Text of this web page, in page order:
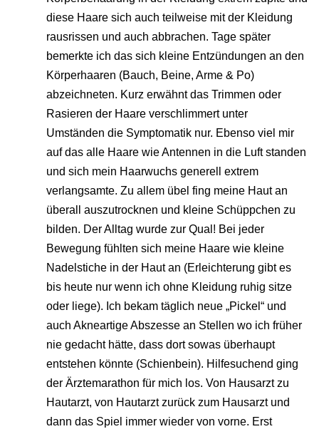
diese Haare sich auch teilweise mit der Kleidung
rausrissen und auch abbrachen. Tage später
bemerkte ich das sich kleine Entzündungen an den
Körperhaaren (Bauch, Beine, Arme & Po)
abzeichneten. Kurz erwähnt das Trimmen oder
Rasieren der Haare verschlimmert unter
Umständen die Symptomatik nur. Ebenso viel mir
auf das alle Haare wie Antennen in die Luft standen
und sich mein Haarwuchs generell extrem
verlangsamte. Zu allem übel fing meine Haut an
überall auszutrocknen und kleine Schüppchen zu
bilden. Der Alltag wurde zur Qual! Bei jeder
Bewegung fühlten sich meine Haare wie kleine
Nadelstiche in der Haut an (Erleichterung gibt es
bis heute nur wenn ich ohne Kleidung ruhig sitze
oder liege). Ich bekam täglich neue „Pickel“ und
auch Akneartige Abszesse an Stellen wo ich früher
nie gedacht hätte, dass dort sowas überhaupt
entstehen könnte (Schienbein). Hilfesuchend ging
der Ärztemarathon für mich los. Von Hausarzt zu
Hautarzt, von Hautarzt zurück zum Hausarzt und
dann das Spiel immer wieder von vorne. Erst